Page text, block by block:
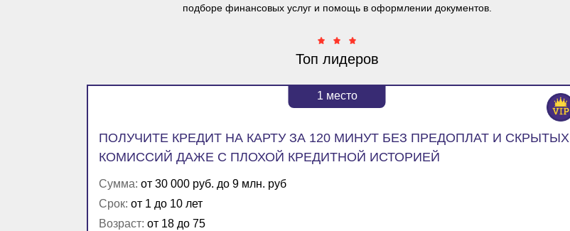
подборе финансовых услуг и помощь в оформлении документов.
Топ лидеров
1 место
ПОЛУЧИТЕ КРЕДИТ НА КАРТУ ЗА 120 МИНУТ БЕЗ ПРЕДОПЛАТ И СКРЫТЫХ
КОМИССИЙ ДАЖЕ С ПЛОХОЙ КРЕДИТНОЙ ИСТОРИЕЙ
Сумма: от 30 000 руб. до 9 млн. руб
Срок: от 1 до 10 лет
Возраст: от 18 до 75